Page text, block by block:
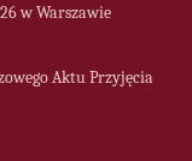
w Warszawie
Aktu Przyjęcia